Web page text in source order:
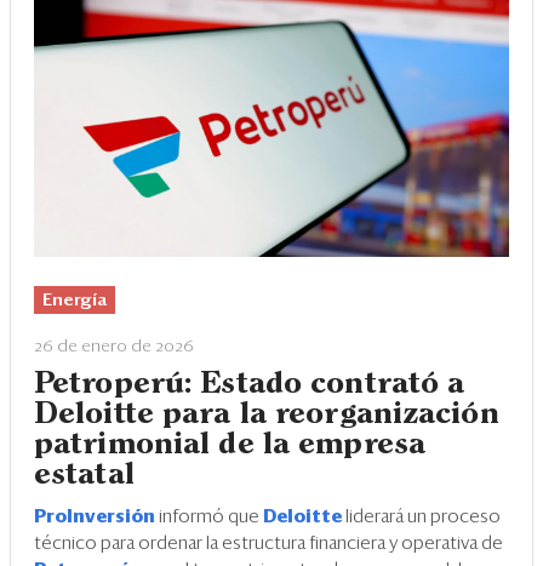
Energía
26 de enero de 2026
Petroperú: Estado contrató a
Deloitte para la reorganización
patrimonial de la empresa
estatal
ProInversión informó que Deloitte liderará un proceso
técnico para ordenar la estructura financiera y operativa de